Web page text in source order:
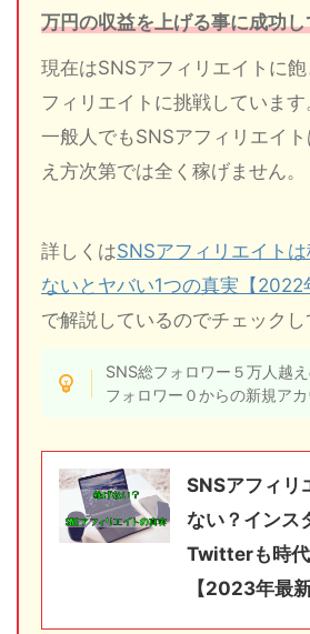
万円の収益を上げる事に成功
現在はSNSアフィリエイトに
フィリエイトに挑戦しています
一般人でもSNSアフィリエイ
え方次第では全く稼げません。
詳しくはSNSアフィリエイト
ないとヤバい1つの真実【2022
で解説しているのでチェックし
SNS総フォロワー５万人越え
フォロワー０からの新規アカ
SNSアフィリ
ない？インス
Twitterも時代
【2023年最新